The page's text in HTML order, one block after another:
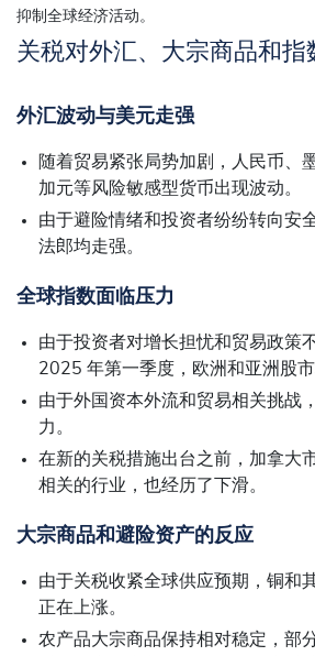
抑制全球经济活动。
关税对外汇、大宗商品和指
外汇波动与美元走强
随着贸易紧张局势加剧，人民币、
加元等风险敏感型货币出现波动。
由于避险情绪和投资者纷纷转向安
法郎均走强。
全球指数面临压力
由于投资者对增长担忧和贸易政策
2025 年第一季度，欧洲和亚洲股市
由于外国资本外流和贸易相关挑战
力。
在新的关税措施出台之前，加拿大
相关的行业，也经历了下滑。
大宗商品和避险资产的反应
由于关税收紧全球供应预期，铜和
正在上涨。
农产品大宗商品保持相对稳定，部